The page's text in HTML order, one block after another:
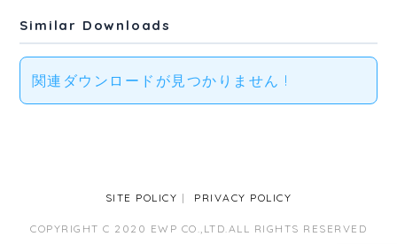
Similar Downloads
関連ダウンロードが見つかりません !
SITE POLICY PRIVACY POLICY
COPYRIGHT C 2020 EWP CO.,LTD.ALL RIGHTS RESERVED